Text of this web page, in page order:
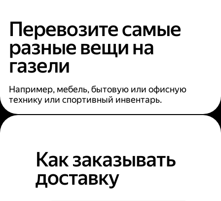
Перевозите самые
разные вещи на
газели
Например, мебель, бытовую или офисную
технику или спортивный инвентарь.
Как заказывать
доставку